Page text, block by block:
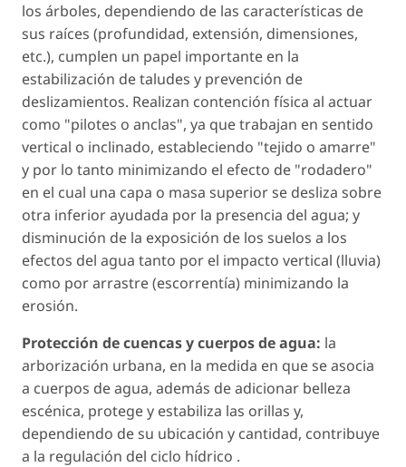
los árboles, dependiendo de las características de
sus raíces (profundidad, extensión, dimensiones,
etc.), cumplen un papel importante en la
estabilización de taludes y prevención de
deslizamientos. Realizan contención física al actuar
como "pilotes o anclas", ya que trabajan en sentido
vertical o inclinado, estableciendo "tejido o amarre"
y por lo tanto minimizando el efecto de "rodadero"
en el cual una capa o masa superior se desliza sobre
otra inferior ayudada por la presencia del agua; y
disminución de la exposición de los suelos a los
efectos del agua tanto por el impacto vertical (lluvia)
como por arrastre (escorrentía) minimizando la
erosión.
Protección de cuencas y cuerpos de agua: la
arborización urbana, en la medida en que se asocia
a cuerpos de agua, además de adicionar belleza
escénica, protege y estabiliza las orillas y,
dependiendo de su ubicación y cantidad, contribuye
a la regulación del ciclo hídrico .